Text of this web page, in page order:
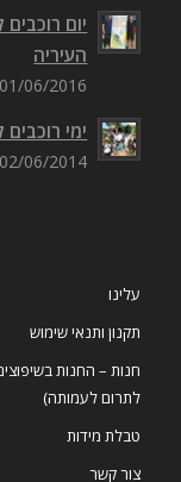
העיריה
01/06/2016 - 21:02
ימי רוכבים
02/06/2014 - 20:33
עלינו
תקנון ותנאי שימוש
חנות – החנות
לתרום לעמותה)
טבלת מידות
צור קשר